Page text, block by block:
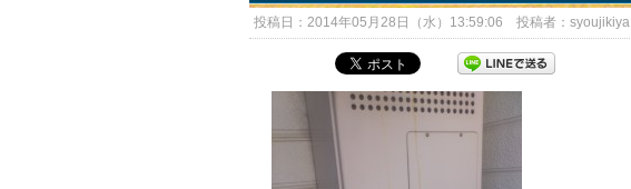
投稿日：2014年05月28日（水）13:59:06 投稿者：syoujikiya